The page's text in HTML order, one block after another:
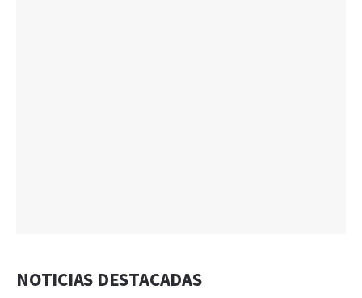
NOTICIAS DESTACADAS